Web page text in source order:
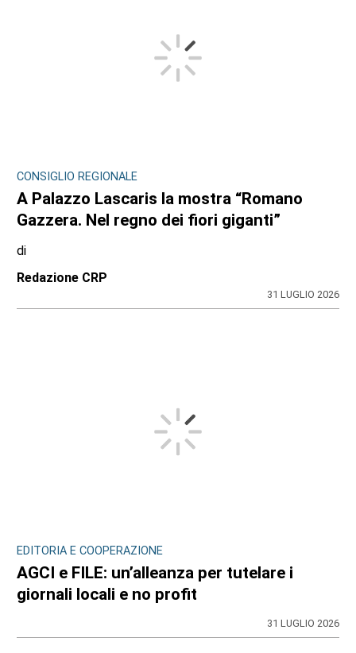
CONSIGLIO REGIONALE
A Palazzo Lascaris la mostra “Romano
Gazzera. Nel regno dei fiori giganti”
di
Redazione CRP
31 LUGLIO 2026
EDITORIA E COOPERAZIONE
AGCI e FILE: un’alleanza per tutelare i
giornali locali e no profit
31 LUGLIO 2026